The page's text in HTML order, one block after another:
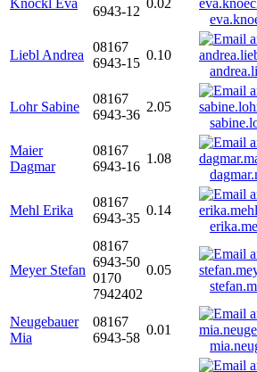
Knöckl Eva
6943-12
0.02
Liebl Andrea
08167
6943-15
0.10
Lohr Sabine
08167
6943-36
2.05
Maier
Dagmar
08167
6943-16
1.08
Mehl Erika
08167
6943-35
0.14
Meyer Stefan
08167
6943-50
0170
7942402
0.05
Neugebauer
Mia
08167
6943-58
0.01